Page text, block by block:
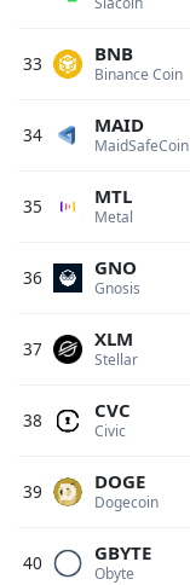
33 Binance Coin
BNB
34 MaidSafeCoin
MAID
35 Metal
MTL
36 Gnosis
GNO
37 Stellar
XLM
38 Civic
CVC
39 Dogecoin
DOGE
40 Obyte
GBYTE